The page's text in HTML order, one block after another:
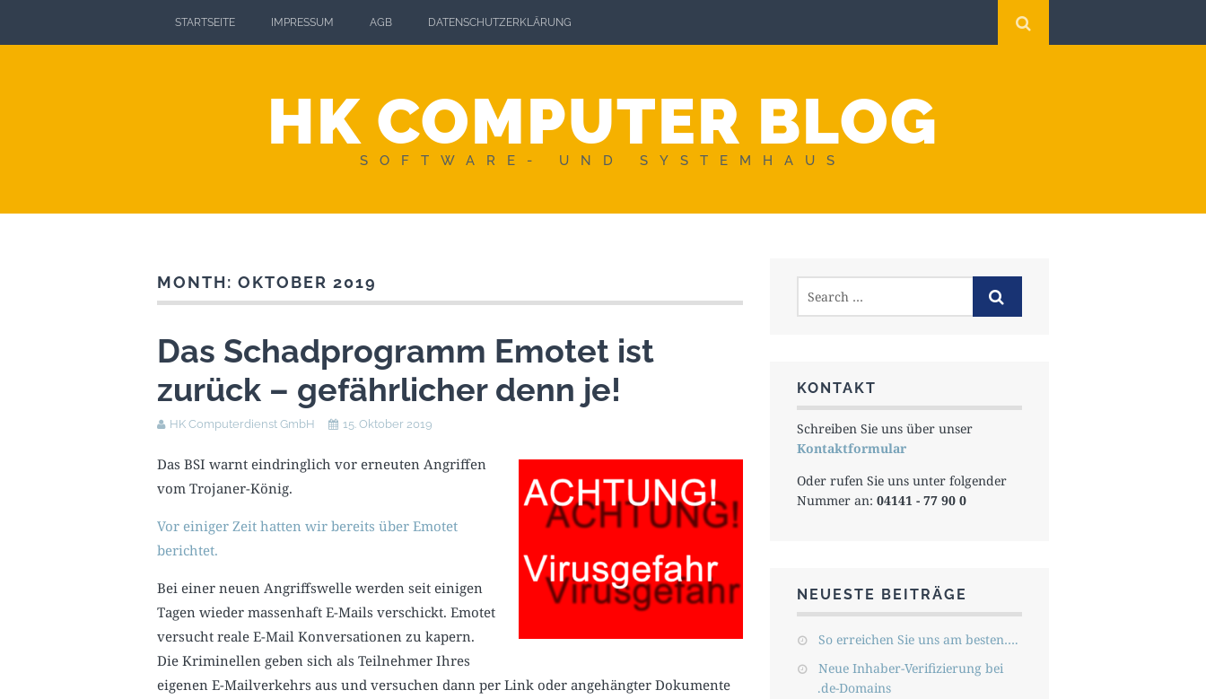
STARTSEITE IMPRESSUM AGB DATENSCHUTZERKLÄRUNG
HK COMPUTER BLOG
SOFTWARE- UND SYSTEMHAUS
MONTH: OKTOBER 2019
Das Schadprogramm Emotet ist
zurück – gefährlicher denn je!
HK Computerdienst GmbH 15. Oktober 2019
Das BSI warnt eindringlich vor erneuten Angriffen
vom Trojaner-König.
Vor einiger Zeit hatten wir bereits über Emotet
berichtet.
Bei einer neuen Angriffswelle werden seit einigen
Tagen wieder massenhaft E-Mails verschickt. Emotet
versucht reale E-Mail Konversationen zu kapern.
Die Kriminellen geben sich als Teilnehmer Ihres
eigenen E-Mailverkehrs aus und versuchen dann per Link oder angehängter Dokumente
KONTAKT
Schreiben Sie uns über unser
Kontaktformular
Oder rufen Sie uns unter folgender
Nummer an: 04141 - 77 90 0
NEUESTE BEITRÄGE
So erreichen Sie uns am besten….
Neue Inhaber-Verifizierung bei
.de-Domains